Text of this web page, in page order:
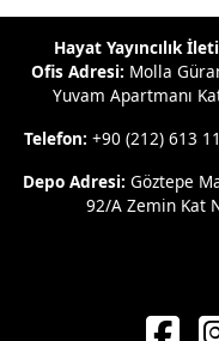
Hayat Yayıncılık
Ofis Adresi: Molla
Yuvam Apartmanı
Telefon: +90 (212) 613
Depo Adresi: Göztepe
92/A Zemin Kat